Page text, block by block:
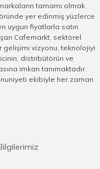
tamamı olmak
yer edinmiş yüzlerce
uygun fiyatlarla satın
Cafemarkt, sektörel
vizyonu, teknolojiyi
distribütörün ve
imkan tanımaktadır.
ekibiyle her zaman